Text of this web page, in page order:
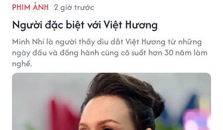
PHIM ẢNH 2 giờ trước
Người đặc biệt với Việt Hương
Minh Nhí là người thầy dìu dắt Việt Hương từ những
ngày đầu và đồng hành cùng cô suốt hơn 30 năm làm
nghề.